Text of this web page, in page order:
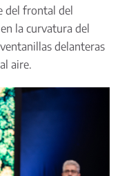
del frontal del
la curvatura del
delanteras
aire.